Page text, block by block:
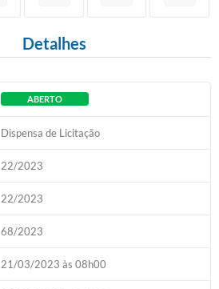
Detalhes
ABERTO
Dispensa de Licitação
22/2023
22/2023
68/2023
21/03/2023 às 08h00